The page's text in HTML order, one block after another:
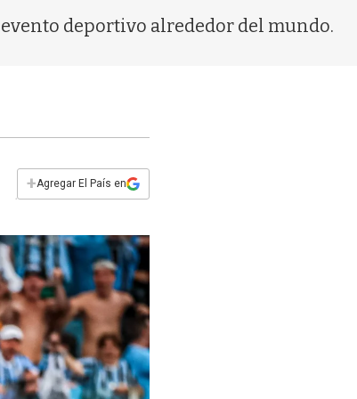
deportivo alrededor del mundo.
+Agregar El País en